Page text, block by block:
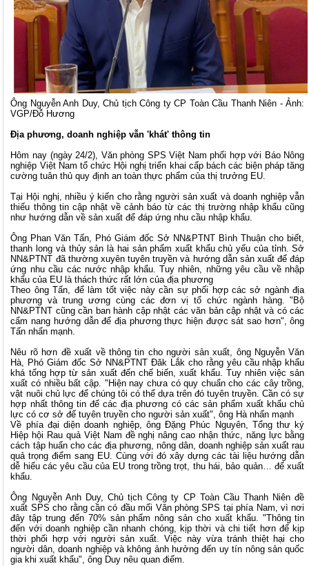
Ông Nguyễn Anh Duy, Chủ tịch Công ty CP Toàn Cầu Thanh Niên - Ảnh:
VGP/Đỗ Hương
Địa phương, doanh nghiệp vẫn 'khát' thông tin
Hôm nay (ngày 24/2), Văn phòng SPS Việt Nam phối hợp với Báo Nông
nghiệp Việt Nam tổ chức Hội nghị triển khai cấp bách các biện pháp tăng
cường tuân thủ quy định an toàn thực phẩm của thị trưởng EU.
Tại Hội nghị, nhiều ý kiến cho rằng người sản xuất và doanh nghiệp vẫn
thiếu thông tin cập nhật về cảnh báo từ các thị trường nhập khẩu cũng
như hướng dẫn về sản xuất để đáp ứng nhu cầu nhập khẩu.
Ông Phan Văn Tấn, Phó Giám đốc Sở NN&PTNT Bình Thuận cho biết,
thanh long và thủy sản là hai sản phẩm xuất khẩu chủ yếu của tỉnh. Sở
NN&PTNT đã thường xuyên tuyên truyền và hướng dẫn sản xuất để đáp
ứng nhu cầu các nước nhập khẩu. Tuy nhiên, những yêu cầu về nhập
khẩu của EU là thách thức rất lớn của địa phương
Theo ông Tấn, để làm tốt việc này cần sự phối hợp các sở ngành địa
phương và trung ương cùng các đơn vị tổ chức ngành hàng. "Bộ
NN&PTNT cũng cần ban hành cập nhật các văn bản cập nhật và có các
cẩm nang hướng dẫn để địa phương thực hiện được sát sao hơn", ông
Tấn nhấn mạnh.
Nêu rõ hơn đề xuất về thông tin cho người sản xuất, ông Nguyễn Văn
Hà, Phó Giám đốc Sở NN&PTNT Đăk Lắk cho rằng yêu cầu nhập khẩu
khá tổng hợp từ sản xuất đến chế biến, xuất khẩu. Tuy nhiên việc sản
xuất có nhiều bất cập. "Hiện nay chưa có quy chuẩn cho các cây trồng,
vật nuôi chủ lực để chúng tôi có thể dựa trên đó tuyên truyền. Cần có sự
hợp nhất thông tin để các địa phương có các sản phẩm xuất khẩu chủ
lực có cơ sở để tuyên truyền cho người sản xuất", ông Hà nhấn mạnh
Về phía đại diện doanh nghiệp, ông Đặng Phúc Nguyên, Tổng thư ký
Hiệp hội Rau quả Việt Nam đề nghị nâng cao nhận thức, năng lực bằng
cách tập huấn cho các địa phương, nông dân, doanh nghiệp sản xuất rau
quả trọng điểm sang EU. Cùng với đó xây dựng các tài liệu hướng dẫn
dễ hiểu các yêu cầu của EU trong trồng trọt, thu hái, bảo quản… để xuất
khẩu.
Ông Nguyễn Anh Duy, Chủ tịch Công ty CP Toàn Cầu Thanh Niên đề
xuất SPS cho rằng cần có đầu mối Văn phòng SPS tại phía Nam, vì nơi
đây tập trung đến 70% sản phẩm nông sản cho xuất khẩu. "Thông tin
đến với doanh nghiệp cần nhanh chóng, kịp thời và chi tiết hơn để kịp
thời phối hợp với người sản xuất. Việc này vừa tránh thiệt hại cho
người dân, doanh nghiệp và không ảnh hưởng đến uy tín nông sản quốc
gia khi xuất khẩu", ông Duy nêu quan điểm.